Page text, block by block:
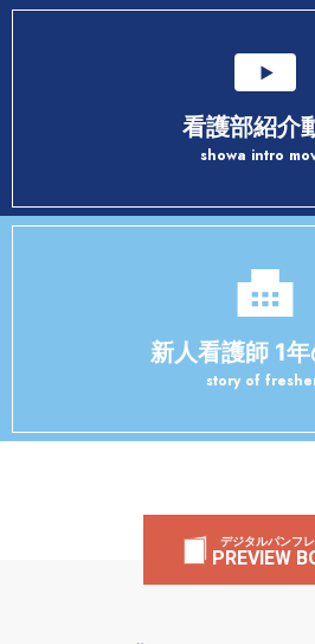
看護部紹介
showa intro
新人看護師 1
story of
デジタルパンフ
PREVIEW